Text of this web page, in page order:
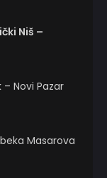
Niš –
Novi Pazar
Masarova